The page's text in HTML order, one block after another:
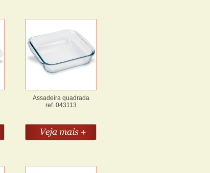
Assadeira quadrada
ref. 043113